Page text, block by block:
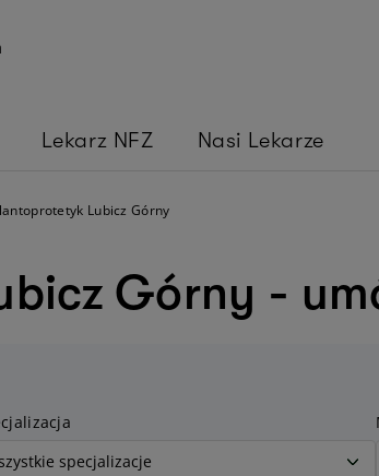
Lekarz NFZ Nasi Lekarze
Lubicz Górny
Górny -